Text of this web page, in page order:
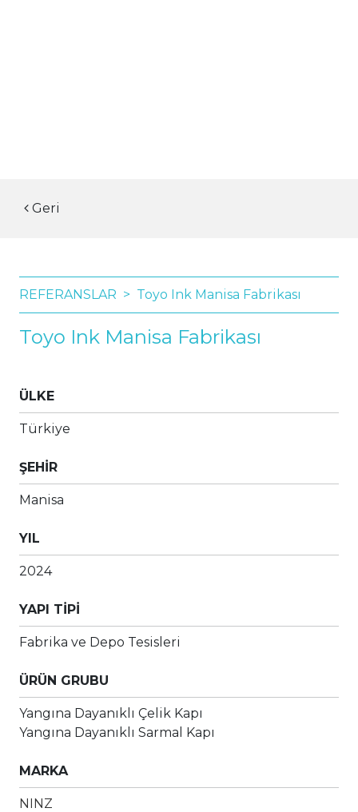
Geri
REFERANSLAR Toyo Ink Manisa Fabrikası
Toyo Ink Manisa Fabrikası
ÜLKE
Türkiye
ŞEHİR
Manisa
YIL
2024
YAPI TİPİ
Fabrika ve Depo Tesisleri
ÜRÜN GRUBU
Yangına Dayanıklı Çelik Kapı
Yangına Dayanıklı Sarmal Kapı
MARKA
NINZ